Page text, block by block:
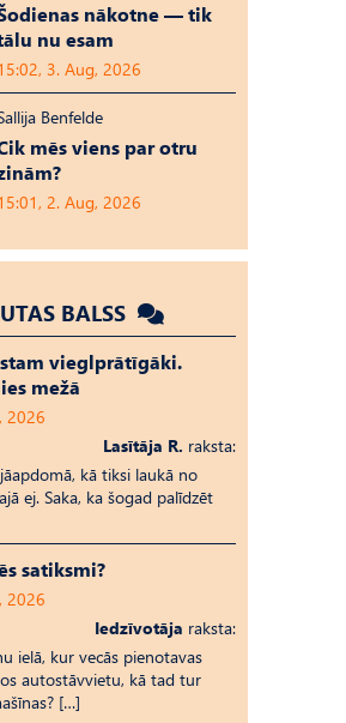
nākotne — tik
nu esam
3. Aug, 2026
Benfelde
mēs viens par otru
2. Aug, 2026
BALSS
vieglprātīgāki.
mežā
2026
Lasītāja R. raksta:
kā tiksi laukā no
ej. Saka, ka šogad palīdzēt
satiksmi?
2026
Iedzīvotāja raksta:
ielā, kur vecās pienotavas
autostāvvietu, kā tad tur
[…]